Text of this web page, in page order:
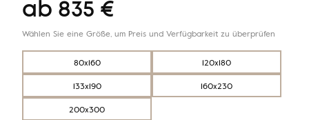
80x160
120x180
133x190
160x230
200x300
ab 835 €
Wählen Sie eine Größe, um Preis und Verfügbarkeit zu überprüfen